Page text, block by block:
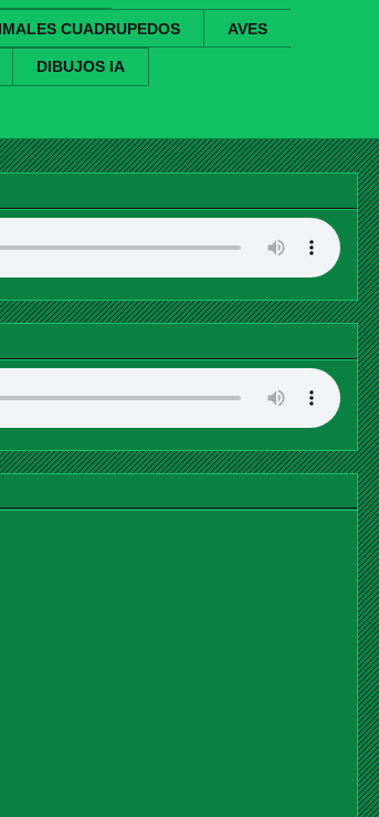
CUADRUPEDOS AVES
DIBUJOS IA